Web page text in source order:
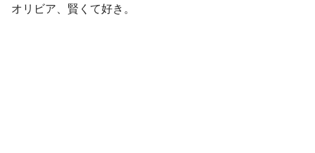
オリビア、賢くて好き。